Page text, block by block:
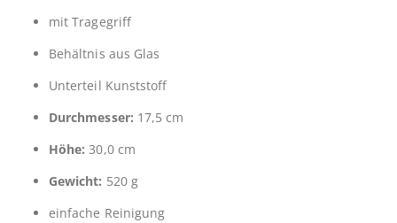
mit Tragegriff
Behältnis aus Glas
Unterteil Kunststoff
Durchmesser: 17,5 cm
Höhe: 30,0 cm
Gewicht: 520 g
einfache Reinigung